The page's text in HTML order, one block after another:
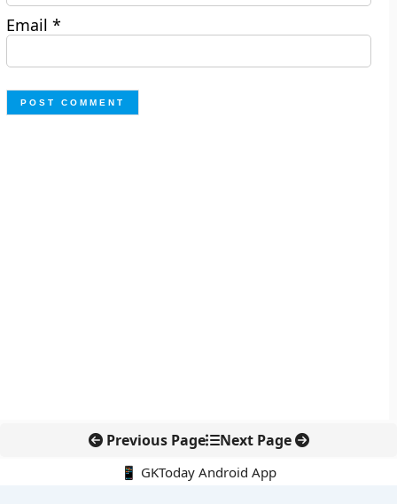
Email*
Previous Page Next Page
📱 GKToday Android App